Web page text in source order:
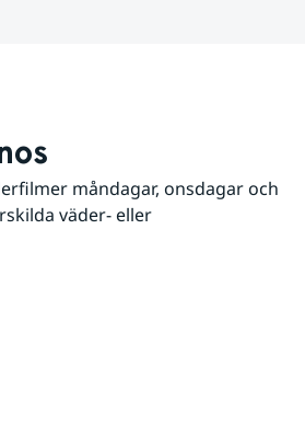
måndagar, onsdagar och
väder- eller